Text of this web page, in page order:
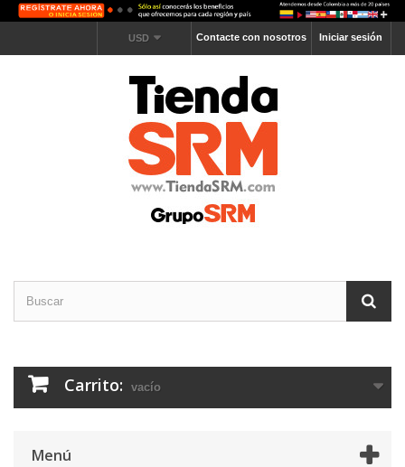
Iniciar sesión
Contacte con nosotros
USD
Carrito: vacío
Menú